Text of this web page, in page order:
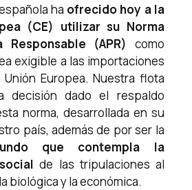
ha ofrecido hoy a la
(CE) utilizar su Norma
(APR) como
exigible a las importaciones
Europea. Nuestra flota
decisión dado el respaldo
norma, desarrollada en su
país, además de por ser la
que contempla la
de las tripulaciones al
biológica y la económica.